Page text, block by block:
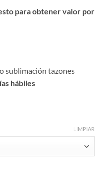
para obtener valor por
sublimación tazones
hábiles
LIMPIAR